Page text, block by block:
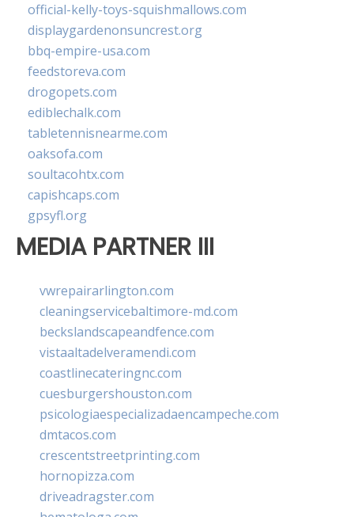
official-kelly-toys-squishmallows.com
displaygardenonsuncrest.org
bbq-empire-usa.com
feedstoreva.com
drogopets.com
ediblechalk.com
tabletennisnearme.com
oaksofa.com
soultacohtx.com
capishcaps.com
gpsyfl.org
MEDIA PARTNER III
vwrepairarlington.com
cleaningservicebaltimore-md.com
beckslandscapeandfence.com
vistaaltadelveramendi.com
coastlinecateringnc.com
cuesburgershouston.com
psicologiaespecializadaencampeche.com
dmtacos.com
crescentstreetprinting.com
hornopizza.com
driveadragster.com